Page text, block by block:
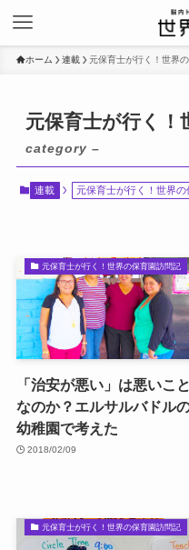
ホーム 連載 元保育士が行く！世界
元保育士が行く！
category –
連載 元保育士が行く！世界
元保育士が行く！世界の保育園訪問記
「治安が悪い」は悪いこと
なのか？エルサルバドル
幼稚園で考えた
2018/02/09
元保育士が行く！世界の保育園訪問記